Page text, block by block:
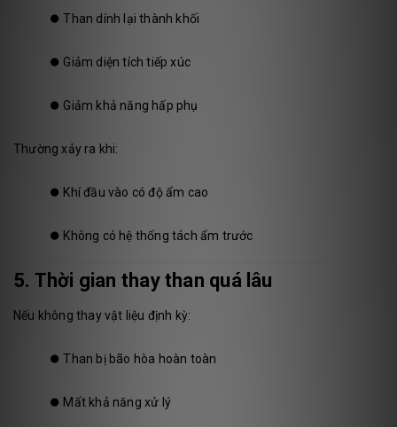
⏺️Than dính lại thành khối
⏺️ Giảm diện tích tiếp xúc
⏺️ Giảm khả năng hấp phụ
Thường xảy ra khi:
⏺️ Khí đầu vào có độ ẩm cao
⏺️ Không có hệ thống tách ẩm trước
5. Thời gian thay than quá lâu
Nếu không thay vật liệu định kỳ:
⏺️Than bị bão hòa hoàn toàn
⏺️ Mất khả năng xử lý